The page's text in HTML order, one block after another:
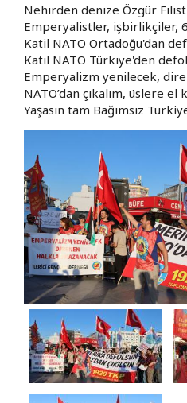
​Nehirden denize Özgür
Emperyalistler, işbirlikçiler,
Katil NATO Ortadoğu'dan
Katil NATO Türkiye'den
Emperyalizm yenilecek,
NATO’dan çıkalım, üslere el
Yaşasın tam Bağımsız